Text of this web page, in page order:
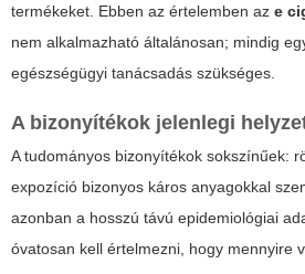
termékeket. Ebben az értelemben az e
nem alkalmazható általánosan; mindig
egészségügyi tanácsadás szükséges.
A bizonyítékok jelenlegi
A tudományos bizonyítékok sokszínűek:
expozíció bizonyos káros anyagokkal
azonban a hosszú távú epidemiológiai
óvatosan kell értelmezni, hogy mennyire